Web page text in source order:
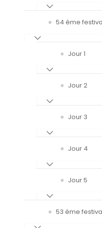
54 ème
Jour 1
Jour 2
Jour 3
Jour 4
Jour 5
53 ème